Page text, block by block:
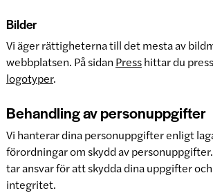
Bilder
Vi äger rättigheterna till det mesta av
webbplatsen. På sidan Presshittar du
logotyper.
Behandling av personuppgifter
Vi hanterar dina personuppgifter enligt
förordningar om skydd av
tar ansvar för att skydda dina uppgifter
integritet.